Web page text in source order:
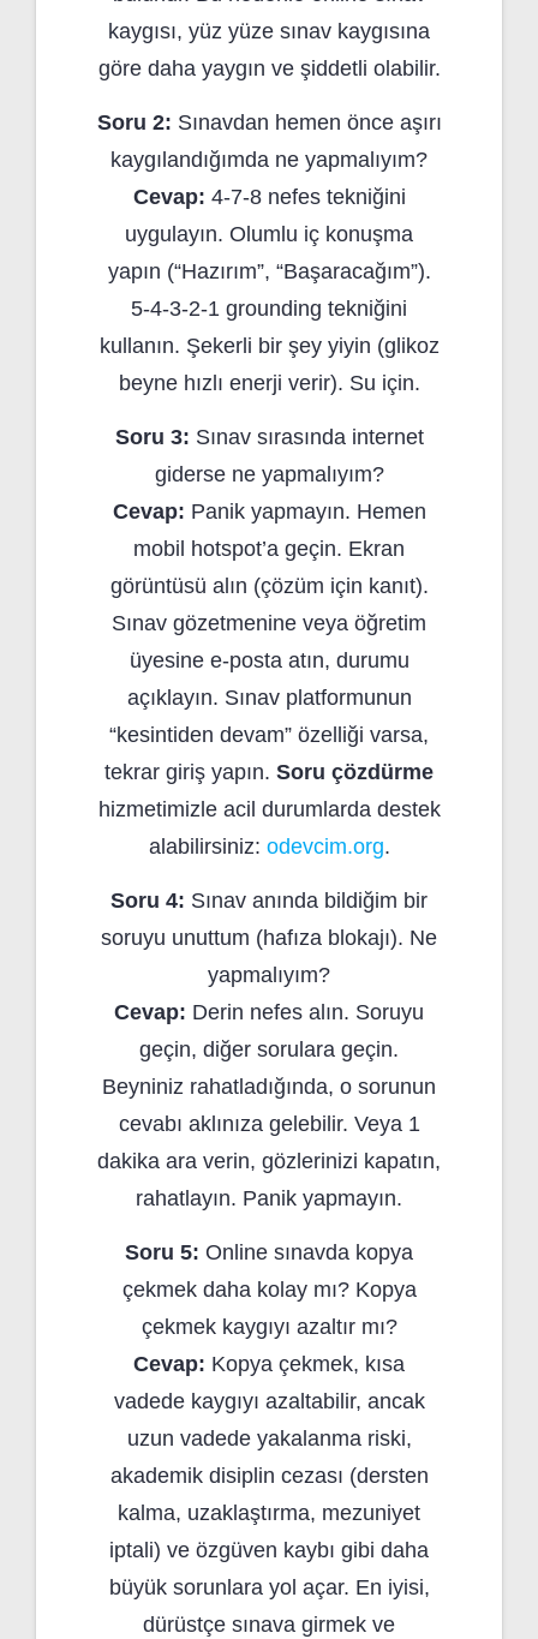
kaygısı, yüz yüze sınav kaygısına
göre daha yaygın ve şiddetli olabilir.
Soru 2: Sınavdan hemen önce aşırı
kaygılandığımda ne yapmalıyım?
Cevap: 4-7-8 nefes tekniğini
uygulayın. Olumlu iç konuşma
yapın (“Hazırım”, “Başaracağım”).
5-4-3-2-1 grounding tekniğini
kullanın. Şekerli bir şey yiyin (glikoz
beyne hızlı enerji verir). Su için.
Soru 3: Sınav sırasında internet
giderse ne yapmalıyım?
Cevap: Panik yapmayın. Hemen
mobil hotspot’a geçin. Ekran
görüntüsü alın (çözüm için kanıt).
Sınav gözetmenine veya öğretim
üyesine e-posta atın, durumu
açıklayın. Sınav platformunun
“kesintiden devam” özelliği varsa,
tekrar giriş yapın. Soru çözdürme
hizmetimizle acil durumlarda destek
alabilirsiniz: odevcim.org.
Soru 4: Sınav anında bildiğim bir
soruyu unuttum (hafıza blokajı). Ne
yapmalıyım?
Cevap: Derin nefes alın. Soruyu
geçin, diğer sorulara geçin.
Beyniniz rahatladığında, o sorunun
cevabı aklınıza gelebilir. Veya 1
dakika ara verin, gözlerinizi kapatın,
rahatlayın. Panik yapmayın.
Soru 5: Online sınavda kopya
çekmek daha kolay mı? Kopya
çekmek kaygıyı azaltır mı?
Cevap: Kopya çekmek, kısa
vadede kaygıyı azaltabilir, ancak
uzun vadede yakalanma riski,
akademik disiplin cezası (dersten
kalma, uzaklaştırma, mezuniyet
iptali) ve özgüven kaybı gibi daha
büyük sorunlara yol açar. En iyisi,
dürüstçe sınava girmek ve